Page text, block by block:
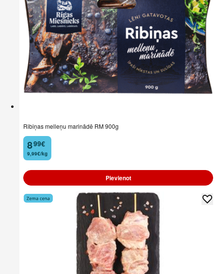
Ribiņas melleņu marinādē RM 900g
8
. 99€
9,99€/kg
Pievienot